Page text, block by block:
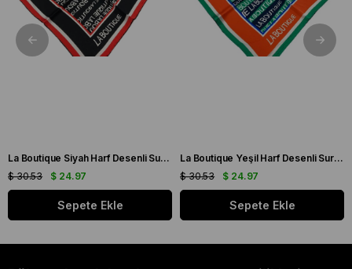
La Boutique Siyah Harf Desenli Sura İpek Eşarp 1631 - 01
$ 24.97
$ 30.53
Sepete Ekle
La Boutique Yeşil Harf Desenli Sura İpek Eşarp 1631 - 06
$ 24.97
$ 30.53
Sepete Ekle